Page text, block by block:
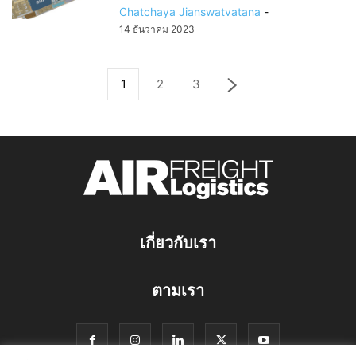
Chatchaya Jianswatvatana -
14 ธันวาคม 2023
1 2 3
เกี่ยวกับเรา
ตามเรา